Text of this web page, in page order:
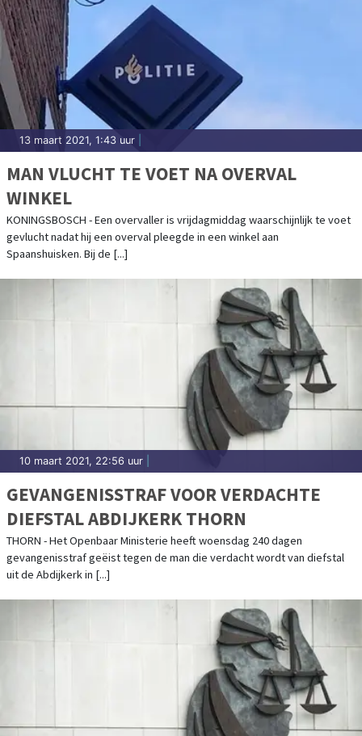
13 maart 2021, 1:43 uur
MAN VLUCHT TE VOET NA OVERVAL
WINKEL
KONINGSBOSCH - Een overvaller is vrijdagmiddag waarschijnlijk te voet
gevlucht nadat hij een overval pleegde in een winkel aan
Spaanshuisken. Bij de [...]
10 maart 2021, 22:56 uur
GEVANGENISSTRAF VOOR VERDACHTE
DIEFSTAL ABDIJKERK THORN
THORN - Het Openbaar Ministerie heeft woensdag 240 dagen
gevangenisstraf geëist tegen de man die verdacht wordt van diefstal
uit de Abdijkerk in [...]